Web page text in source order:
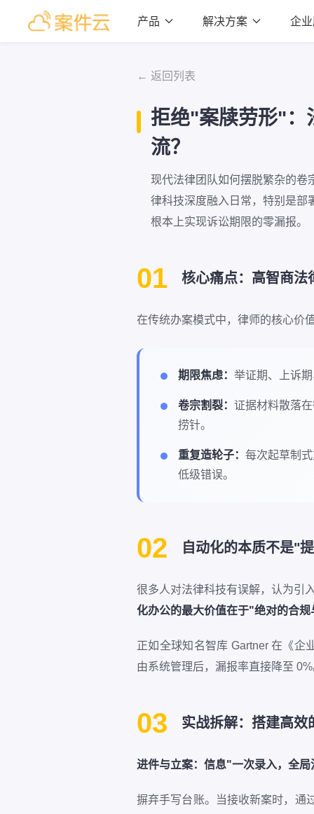
产品  解决方案  企
← 返回列表
拒绝"案牍劳形"：
流？
现代法律团队如何摆脱繁杂的卷
律科技深度融入日常，特别是部
根本上实现诉讼期限的零漏报。
01 核心痛点：高智商法
在传统办案模式中，律师的核心价
期限焦虑： 举证期、上诉
卷宗割裂： 证据材料散落
捞针。
重复造轮子： 每次起草制
低级错误。
02 自动化的本质不是"
很多人对法律科技有误解，认为引
化办公的最大价值在于"绝对的合
正如全球知名智库 Gartner 在《企
由系统管理后，漏报率直接降至
03 实战拆解：搭建高效
进件与立案：信息"一次录入，全
摒弃手写台账。当接收新案时，通